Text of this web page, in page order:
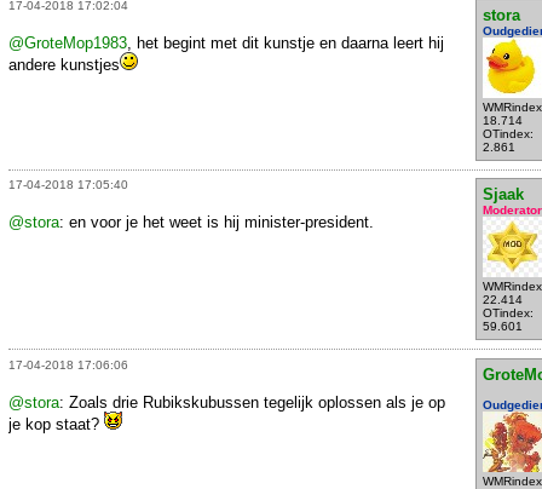
17-04-2018 17:02:04
stora
18.714
OTindex:
2.861
@GroteMop1983 , het begint met dit kunstje en daarna leert hij
andere kunstjes
17-04-2018 17:05:40
Sjaak
Moderator
22.414
OTindex:
59.601
@stora: en voor je het weet is hij minister-president.
17-04-2018 17:06:06
@stora: Zoals drie Rubikskubussen tegelijk oplossen als je op
je kop staat?